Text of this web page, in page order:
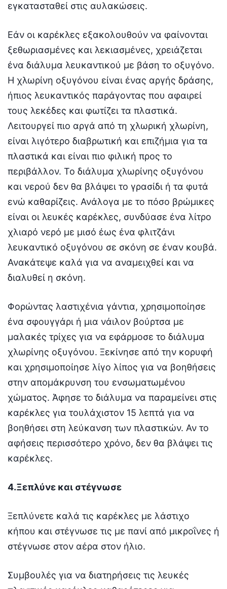
εγκατασταθεί στις αυλακώσεις.
Εάν οι καρέκλες εξακολουθούν να φαίνονται
ξεθωριασμένες και λεκιασμένες, χρειάζεται
ένα διάλυμα λευκαντικού με βάση το οξυγόνο.
Η χλωρίνη οξυγόνου είναι ένας αργής δράσης,
ήπιος λευκαντικός παράγοντας που αφαιρεί
τους λεκέδες και φωτίζει τα πλαστικά.
Λειτουργεί πιο αργά από τη χλωρική χλωρίνη,
είναι λιγότερο διαβρωτική και επιζήμια για τα
πλαστικά και είναι πιο φιλική προς το
περιβάλλον. Το διάλυμα χλωρίνης οξυγόνου
και νερού δεν θα βλάψει το γρασίδι ή τα φυτά
ενώ καθαρίζεις. Ανάλογα με το πόσο βρώμικες
είναι οι λευκές καρέκλες, συνδύασε ένα λίτρο
χλιαρό νερό με μισό έως ένα φλιτζάνι
λευκαντικό οξυγόνου σε σκόνη σε έναν κουβά.
Ανακάτεψε καλά για να αναμειχθεί και να
διαλυθεί η σκόνη.
Φορώντας λαστιχένια γάντια, χρησιμοποίησε
ένα σφουγγάρι ή μια νάιλον βούρτσα με
μαλακές τρίχες για να εφάρμοσε το διάλυμα
χλωρίνης οξυγόνου. Ξεκίνησε από την κορυφή
και χρησιμοποίησε λίγο λίπος για να βοηθήσεις
στην απομάκρυνση του ενσωματωμένου
χώματος. Άφησε το διάλυμα να παραμείνει στις
καρέκλες για τουλάχιστον 15 λεπτά για να
βοηθήσει στη λεύκανση των πλαστικών. Αν το
αφήσεις περισσότερο χρόνο, δεν θα βλάψει τις
καρέκλες.
4.Ξεπλύνε και στέγνωσε
Ξεπλύνετε καλά τις καρέκλες με λάστιχο
κήπου και στέγνωσε τις με πανί από μικροΐνες ή
στέγνωσε στον αέρα στον ήλιο.
Συμβουλές για να διατηρήσεις τις λευκές